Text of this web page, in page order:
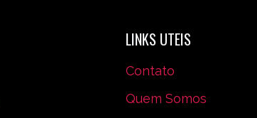
LINKS UTEIS
Contato
Quem Somos